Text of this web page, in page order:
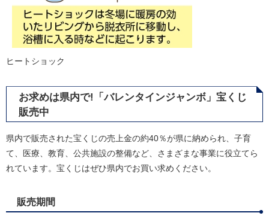
ヒートショック
お求めは県内で!「バレンタインジャンボ」宝くじ
販売中
県内で販売された宝くじの売上金の約40％が県に納められ、子育
て、医療、教育、公共施設の整備など、さまざまな事業に役立てら
れています。宝くじはぜひ県内でお買い求めください。
販売期間